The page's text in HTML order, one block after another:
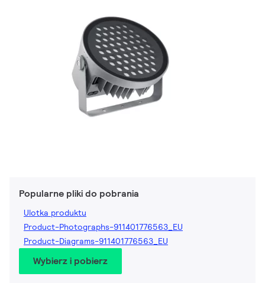
Popularne pliki do pobrania
Ulotka produktu
Product-Photographs-911401776563_EU
Product-Diagrams-911401776563_EU
Wybierz i pobierz